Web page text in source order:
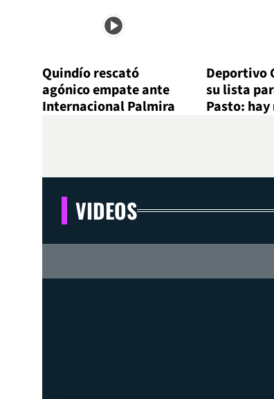
Quindío rescató
agónico empate ante
Internacional Palmira
Deportivo
su lista
Pasto:
VIDEOS